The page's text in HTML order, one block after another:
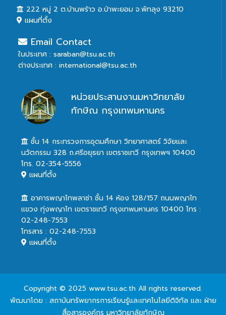
222 หมู่ 2 ต.บ้านพร้าว อ.ป่าพะยอม จ.พัทลุง 93210
แผนที่ตั้ง
Email Contact
ในประเทศ : saraban@tsu.ac.th
ต่างประเทศ : international@tsu.ac.th
หน่วยประสานงานมหาวิทยาลัย
ทักษิณ กรุงเทพมหานคร
ชั้น 14 กระทรวงการอุดมศึกษา วิทยาศาสตร์ วิจัยและ
นวัตกรรม 328 ถ.ศรีอยุธยา เขตราชเทวี กรุงเทพฯ 10400
โทร. 02-354-5556
แผนที่ตั้ง
อาคารพญาไทพลาซ่า ชั้น 14 ห้อง 128/157 ถนนพญาไท
แขวง ทุ่งพญาไท เขตราชเทวี กรุงเทพมหานคร 10400 โทร :
02-248-7553
โทรสาร : 02-248-7553
แผนที่ตั้ง
Copyright © 2025 www.tsu.ac.th All rights reserved.
พัฒนาโดย : สถาบันทรัพยากรการเรียนรู้และเทคโนโลยีดิจิทัล และ ฝ่าย
สื่อสารองค์กร มหาวิทยาลัยทักษิณ